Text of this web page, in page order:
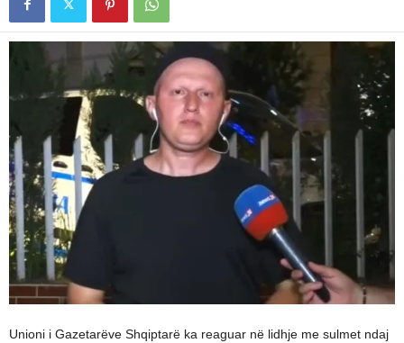
Unioni i Gazetarëve Shqiptarë ka reaguar në lidhje me sulmet ndaj